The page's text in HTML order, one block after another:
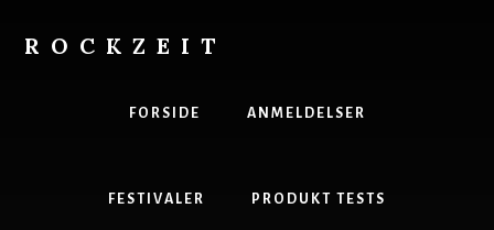
content
ROCKZEIT
FORSIDE ANMELDELSER
FESTIVALER PRODUKT TESTS